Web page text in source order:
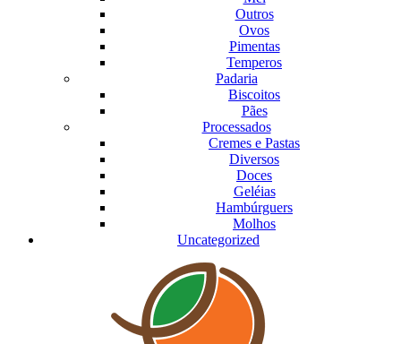
Outros
Ovos
Pimentas
Temperos
Padaria
Biscoitos
Pães
Processados
Cremes e Pastas
Diversos
Doces
Geléias
Hambúrguers
Molhos
Uncategorized